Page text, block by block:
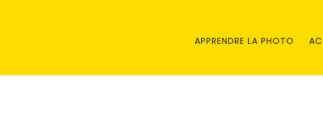
APPRENDRE LA PHOTO